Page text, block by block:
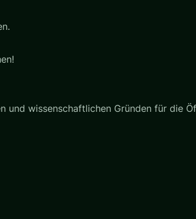
und wissenschaftlichen Gründen für die